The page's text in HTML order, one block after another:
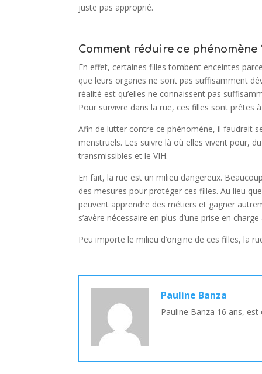
juste pas approprié.
Comment réduire ce phénomène
En effet, certaines filles tombent enceintes
que leurs organes ne sont pas suffisamment
réalité est qu’elles ne connaissent pas
Pour survivre dans la rue, ces filles sont prêtes
Afin de lutter contre ce phénomène, il faudrait
menstruels. Les suivre là où elles vivent pour,
transmissibles et le VIH.
En fait, la rue est un milieu dangereux.
des mesures pour protéger ces filles. Au lieu
peuvent apprendre des métiers et gagner
s’avère nécessaire en plus d’une prise en
Peu importe le milieu d’origine de ces filles, la
Pauline Banza
Pauline Banza 16 ans,